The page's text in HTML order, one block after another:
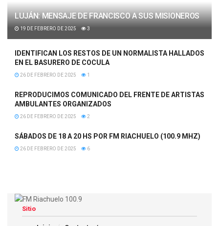
LUJÁN: MENSAJE DE FRANCISCO A SUS MISIONEROS
19 DE FEBRERO DE 2025 3
IDENTIFICAN LOS RESTOS DE UN NORMALISTA HALLADOS
EN EL BASURERO DE COCULA
26 DE FEBRERO DE 2025 1
REPRODUCIMOS COMUNICADO DEL FRENTE DE ARTISTAS
AMBULANTES ORGANIZADOS
26 DE FEBRERO DE 2025 2
SÁBADOS DE 18 A 20 HS POR FM RIACHUELO (100.9 MHZ)
26 DE FEBRERO DE 2025 6
Sitio